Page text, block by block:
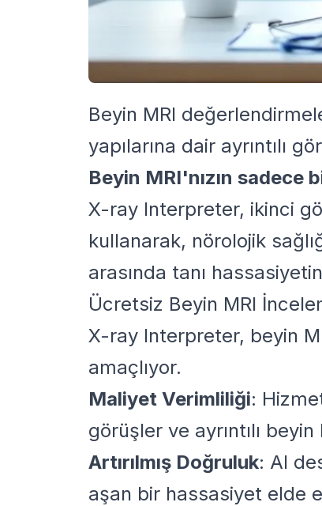
Beyin MRI
yapılarına dair ayrıntılı
Beyin MRI'nızın sadece
X-ray Interpreter, ikinci
kullanarak, nörolojik
arasında tanı
Ücretsiz Beyin MRI
X-ray Interpreter, beyin
amaçlıyor.
Maliyet Verimliliği:
görüşler ve ayrıntılı
Artırılmış Doğruluk: AI
aşan bir hassasiyet elde